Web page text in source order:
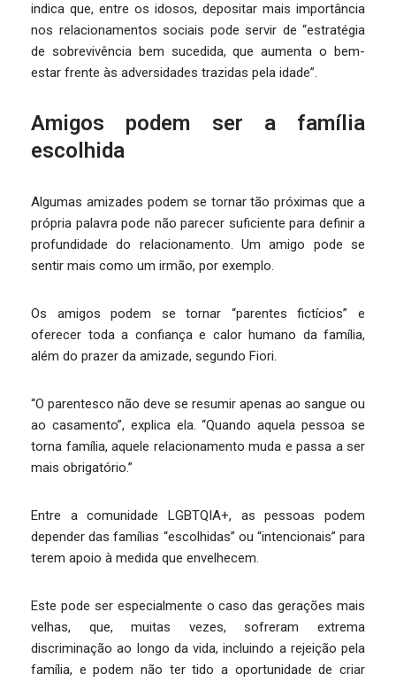
indica que, entre os idosos, depositar mais importância
nos relacionamentos sociais pode servir de “estratégia
de sobrevivência bem sucedida, que aumenta o bem-
estar frente às adversidades trazidas pela idade”.
Amigos podem ser a família
escolhida
Algumas amizades podem se tornar tão próximas que a
própria palavra pode não parecer suficiente para definir a
profundidade do relacionamento. Um amigo pode se
sentir mais como um irmão, por exemplo.
Os amigos podem se tornar “parentes fictícios” e
oferecer toda a confiança e calor humano da família,
além do prazer da amizade, segundo Fiori.
“O parentesco não deve se resumir apenas ao sangue ou
ao casamento”, explica ela. “Quando aquela pessoa se
torna família, aquele relacionamento muda e passa a ser
mais obrigatório.”
Entre a comunidade LGBTQIA+, as pessoas podem
depender das famílias “escolhidas” ou “intencionais” para
terem apoio à medida que envelhecem.
Este pode ser especialmente o caso das gerações mais
velhas, que, muitas vezes, sofreram extrema
discriminação ao longo da vida, incluindo a rejeição pela
família, e podem não ter tido a oportunidade de criar